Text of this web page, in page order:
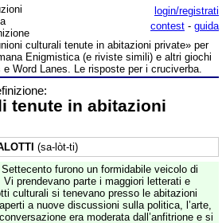
login/registrati
contest - guida
culturali tenute in abitazioni private» per
Enigmistica (e riviste simili) e altri giochi
Word Lanes. Le risposte per i cruciverba.
tenute in abitazioni
(sa-lòt-ti)
furono un formidabile veicolo di
prendevano parte i maggiori letterati e
culturali si tenevano presso le abitazioni
a nuove discussioni sulla politica, l’arte,
era moderata dall’anfitrione e si